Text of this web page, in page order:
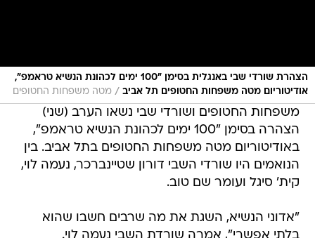
הצהרת שורדי שבי באנגלית בסימן ״100 ימים לכהונת הנשיא טראמפ״,
אודיטוריום מטה משפחות החטופים תל אביב / מטה משפחות החטופים
משפחות החטופים ושורדי שבי נשאו הערב (שני)
הצהרה בסימן "100 ימים לכהונת הנשיא טראמפ",
באודיטוריום מטה משפחות החטופים בתל אביב. בין
הנואמים היו שורדי השבי דורון שטיינברכר, נעמה לוי,
קית' סיגל ועומר שם טוב.
"אדוני הנשיא, השגת את מה שרבים חשבו שהוא